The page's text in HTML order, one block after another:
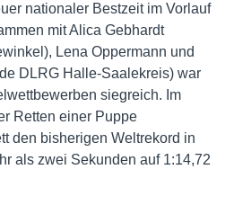
nationaler Bestzeit im Vorlauf
mit Alica Gebhardt
Lena Oppermann und
DLRG Halle-Saalekreis) war
siegreich. Im
Retten einer Puppe
den bisherigen Weltrekord in
als zwei Sekunden auf 1:14,72